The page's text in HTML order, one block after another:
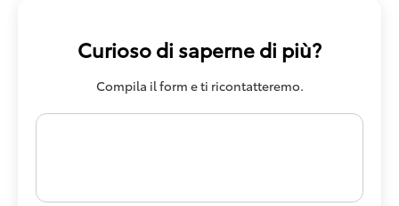
Curioso di saperne di più?
Compila il form e ti ricontatteremo.